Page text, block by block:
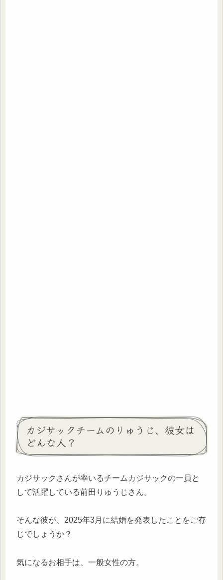
カジサックチームのりゅうじ、彼女は
どんな人？
カジサックさんが率いるチームカジサックの一員と
して活躍している前田りゅうじさん。
そんな彼が、2025年3月に結婚を発表したことをご存
じでしょうか？
気になるお相手は、一般女性の方。